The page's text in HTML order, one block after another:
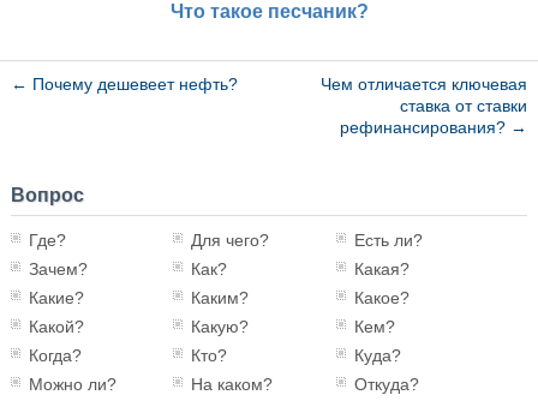
Что такое песчаник?
← Почему дешевеет нефть?
Чем отличается ключевая
ставка от ставки
рефинансирования? →
Вопрос
Где? Для чего?
Есть ли?
Зачем?
Как?
Какая?
Какие?
Каким?
Какое?
Какой?
Какую?
Кем?
Когда?
Кто?
Куда?
Можно ли?
На каком?
Откуда?